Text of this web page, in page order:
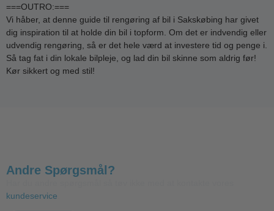
===OUTRO:===
Vi håber, at denne guide til rengøring af bil i Sakskøbing har givet
dig inspiration til at holde din bil i topform. Om det er indvendig eller
udvendig rengøring, så er det hele værd at investere tid og penge i.
Så tag fat i din lokale bilpleje, og lad din bil skinne som aldrig før!
Kør sikkert og med stil!
Andre Spørgsmål?
kundeservice